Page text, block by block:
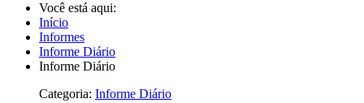
Você está aqui:
Início
Informes
Informe Diário
Informe Diário
Categoria: Informe Diário